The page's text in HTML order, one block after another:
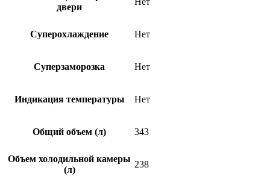
двери
Суперохлаждение Нет
Суперзаморозка Нет
Индикация температуры Нет
Общий объем (л) 343
Объем холодильной камеры
(л)
238